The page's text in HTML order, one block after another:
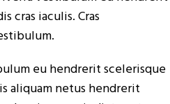
cras iaculis. Cras
eu hendrerit scelerisque
aliquam netus hendrerit